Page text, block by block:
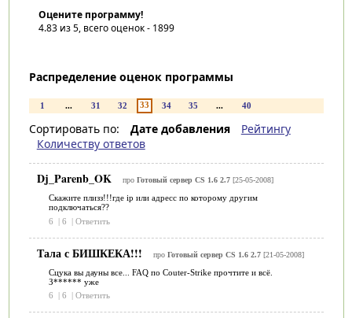
Оцените программу!
4.83из 5, всего оценок - 1899
Распределение оценок программы
1 ... 31 32 33 34 35 ... 40
Сортировать по: Дате добавления
Рейтингу
Количеству ответов
Dj_Parenb_OK про Готовый сервер CS 1.6 2.7[25-05-2008]
Скажите плизз!!!где ip или адресс по которому другим
подключаться??
6
| 6 | Ответить
Тала с БИШКЕКА!!! про Готовый сервер CS 1.6 2.7[21-05-2008]
Сцука вы дауны все... FAQ по Couter-Strike прочтите и всё.
З****** уже
6
| 6 | Ответить